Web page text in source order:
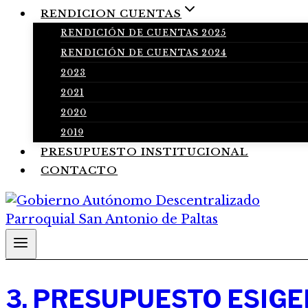
RENDICION CUENTAS
RENDICIÓN DE CUENTAS 2025
RENDICIÓN DE CUENTAS 2024
2023
2021
2020
2019
PRESUPUESTO INSTITUCIONAL
CONTACTO
3. PRESUPUESTO